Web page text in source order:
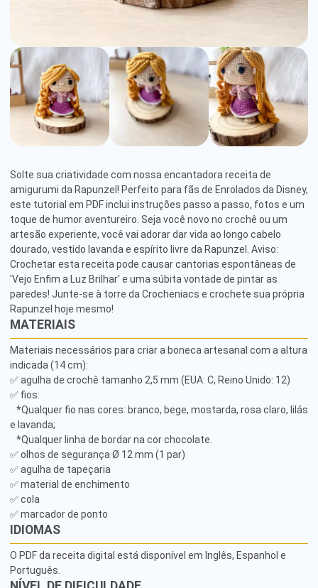
Solte sua criatividade com nossa encantadora receita de
amigurumi da Rapunzel! Perfeito para fãs de Enrolados da Disney,
este tutorial em PDF inclui instruções passo a passo, fotos e um
toque de humor aventureiro. Seja você novo no crochê ou um
artesão experiente, você vai adorar dar vida ao longo cabelo
dourado, vestido lavanda e espírito livre da Rapunzel. Aviso:
Crochetar esta receita pode causar cantorias espontâneas de
'Vejo Enfim a Luz Brilhar' e uma súbita vontade de pintar as
paredes! Junte-se à torre da Crocheniacs e crochete sua própria
Rapunzel hoje mesmo!
MATERIAIS
Materiais necessários para criar a boneca artesanal com a altura
indicada (14 cm):
✅ agulha de crochê tamanho 2,5 mm (EUA: C, Reino Unido: 12)
✅ fios:
e lavanda;
✅ olhos de segurança Ø 12 mm (1 par)
✅ agulha de tapeçaria
✅ material de enchimento
✅ cola
✅ marcador de ponto
IDIOMAS
O PDF da receita digital está disponível em Inglês, Espanhol e
Português.